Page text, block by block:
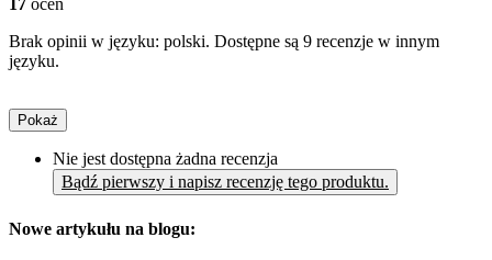
17 ocen
Brak opinii w języku: polski. Dostępne są 9 recenzje w innym
języku.
Pokaż
Nie jest dostępna żadna recenzja
Bądź pierwszy i napisz recenzję tego produktu.
Nowe artykułu na blogu: